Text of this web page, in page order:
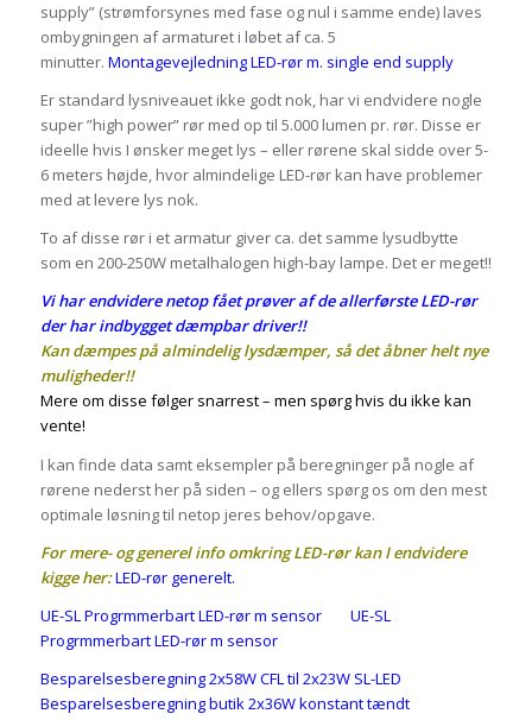
supply” (strømforsynes med fase og nul i samme ende) laves
ombygningen af armaturet i løbet af ca. 5
minutter. Montagevejledning LED-rør m. single end supply
Er standard lysniveauet ikke godt nok, har vi endvidere nogle
super ”high power” rør med op til 5.000 lumen pr. rør. Disse er
ideelle hvis I ønsker meget lys – eller rørene skal sidde over 5-
6 meters højde, hvor almindelige LED-rør kan have problemer
med at levere lys nok.
To af disse rør i et armatur giver ca. det samme lysudbytte
som en 200-250W metalhalogen high-bay lampe. Det er meget!!
Vi har endvidere netop fået prøver af de allerførste LED-rør
der har indbygget dæmpbar driver!!
Kan dæmpes på almindelig lysdæmper, så det åbner helt nye
muligheder!!
Mere om disse følger snarrest – men spørg hvis du ikke kan
vente!
I kan finde data samt eksempler på beregninger på nogle af
rørene nederst her på siden – og ellers spørg os om den mest
optimale løsning til netop jeres behov/opgave.
For mere- og generel info omkring LED-rør kan I endvidere
kigge her:LED-rør generelt.
UE-SL Progrmmerbart LED-rør m sensor
UE-SL
Progrmmerbart LED-rør m sensor
Besparelsesberegning 2x58W CFL til 2x23W SL-LED
Besparelsesberegning butik 2x36W konstant tændt